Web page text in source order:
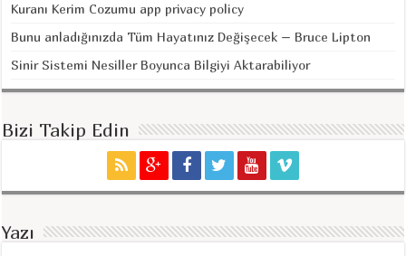
Kuranı Kerim Cozumu app privacy policy
Bunu anladığınızda Tüm Hayatınız Değişecek – Bruce Lipton
Sinir Sistemi Nesiller Boyunca Bilgiyi Aktarabiliyor
Bizi Takip Edin
Yazı